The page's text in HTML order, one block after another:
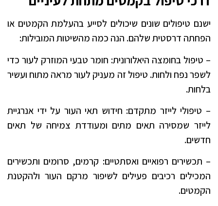
ישנם טיפולים שונים שיכולים לסייע בהעלמת הקמטים או
הפחתה דרסטית שלהם. הנה כמה מהשיטות המובילות:
– טיפול בחומצה היאלורונית: חומר טבעי המוזרק לעור כדי
לשפר נפח ולחות. טיפול זה מעניק לעור מראה מתוח ועשיר
בלחות.
– טיפולי לייזר מתקדם: חידוש תאי העור על ידי אנרגיית
לייזר שמסירה תאים מתים ומעודדת צמיחה של תאים
חדשים.
– תכשירים רפואיים ואסתטיים: קרמים, סרומים ותכשירים
המכילים רכיבים פעילים לשיפור מרקם העור ולהקטנת
הקמטים.